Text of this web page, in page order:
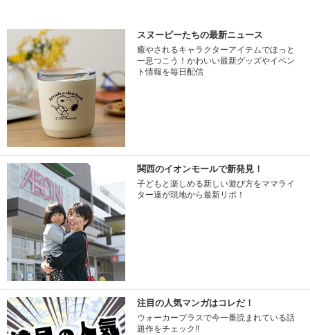
スヌーピーたちの最新ニュース
癒やされるキャラクターアイテムでほっと
一息つこう！かわいい最新グッズやイベン
ト情報を毎日配信
関西のイオンモールで新発見！
子どもと楽しめる新しい遊び方をママライ
ター達が現地から最新リポ！
注目の人気マンガはコレだ！
ウォーカープラスで今一番読まれている話
題作をチェック!!